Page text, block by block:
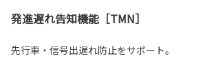
発進遅れ告知機能［TMN］
先行車・信号出遅れ防止をサポート。